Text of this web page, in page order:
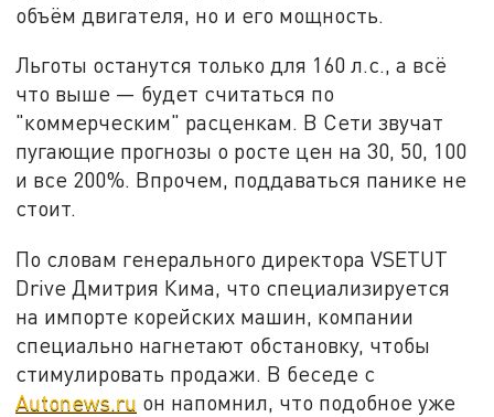
объём двигателя, но и его мощность.
Льготы останутся только для 160 л.с., а всё
что выше — будет считаться по
"коммерческим" расценкам. В Сети звучат
пугающие прогнозы о росте цен на 30, 50, 100
и все 200%. Впрочем, поддаваться панике не
стоит.
По словам генерального директора VSETUT
Drive Дмитрия Кима, что специализируется
на импорте корейских машин, компании
специально нагнетают обстановку, чтобы
стимулировать продажи. В беседе с
Autonews.ru он напомнил, что подобное уже